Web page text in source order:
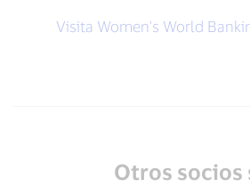
Visita Women's World
Otros socios